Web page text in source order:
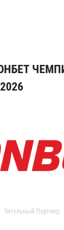
Титульный Партнер